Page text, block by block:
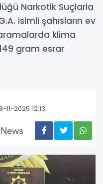
Narkotik Suçlarla
isimli şahısların ev
klima
gram esrar
2025 12:13